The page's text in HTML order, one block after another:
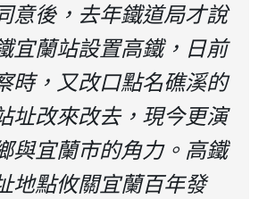
意後，去年鐵道局才說
宜蘭站設置高鐵，日前
時，又改口點名礁溪的
址改來改去，現今更演
與宜蘭市的角力。高鐵
地點攸關宜蘭百年發